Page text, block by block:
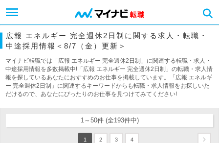
広報 エネルギー 完全週休2日制に関する求人・転職・
中途採用情報＜8/7（金）更新＞
マイナビ転職では「広報 エネルギー 完全週休2日制」に関連する転職・求人・
中途採用情報を多数掲載中!「広報 エネルギー 完全週休2日制」の転職・求人情
報を探しているあなたにおすすめのお仕事を掲載しています。「広報 エネルギ
ー 完全週休2日制」に関連するキーワードからも転職・求人情報をお探しいた
だけるので、あなたにぴったりのお仕事を見つけてみてください!
1～50件 (全193件中)
1 2 3 4